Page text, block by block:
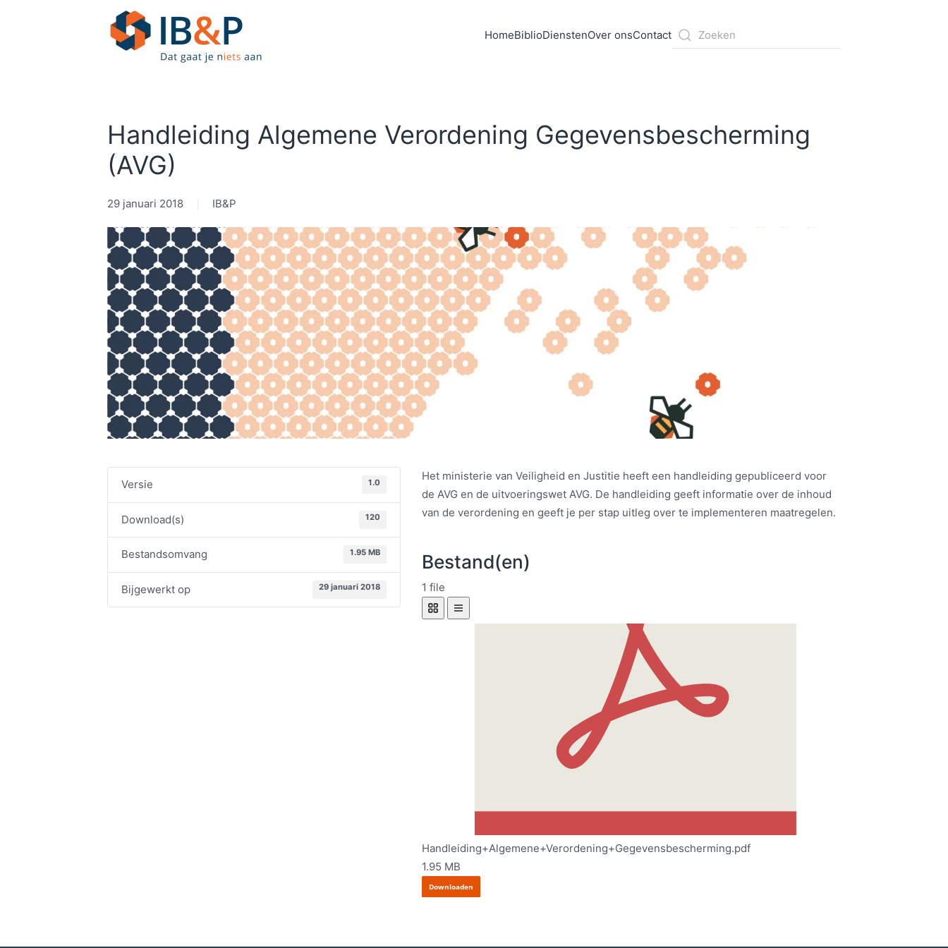
Skip to main content HomeBiblioDienstenOver onsContact
Handleiding Algemene Verordening Gegevensbescherming
(AVG)
29 januari 2018 IB&P
Versie 1.0
Download(s) 120
Bestandsomvang 1.95 MB
Bijgewerkt op 29 januari 2018
Het ministerie van Veiligheid en Justitie heeft een handleiding gepubliceerd voor
de AVG en de uitvoeringswet AVG. De handleiding geeft informatie over de inhoud
van de verordening en geeft je per stap uitleg over te implementeren maatregelen.
Bestand(en)
1 file
Handleiding+Algemene+Verordening+Gegevensbescherming.pdf
1.95 MB
Downloaden